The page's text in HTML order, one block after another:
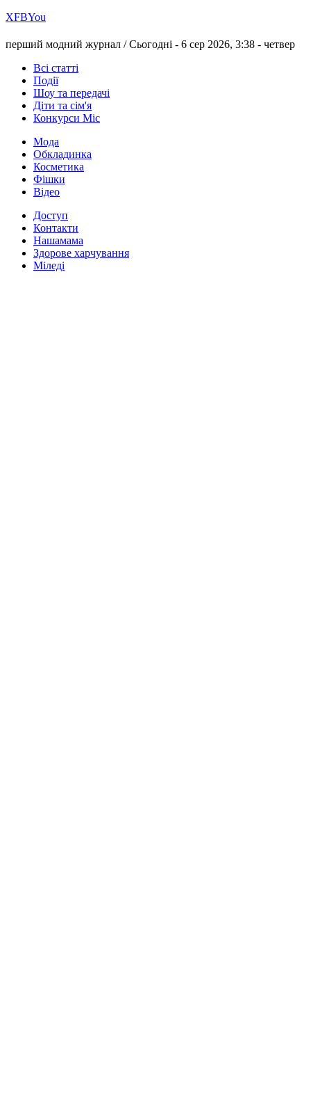
ХFBYou
перший модний журнал /Сьогодні - 6 сер 2026, 3:38 - четвер
Всі статті
Події
Шоу та передачі
Діти та сім'я
Конкурси Міс
Мода
Обкладинка
Косметика
Фішки
Відео
Доступ
Контакти
Нашамама
Здорове харчування
Міледі